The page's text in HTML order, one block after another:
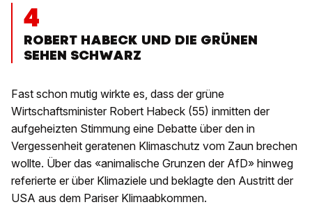
4
ROBERT HABECK UND DIE GRÜNEN
SEHEN SCHWARZ
Fast schon mutig wirkte es, dass der grüne
Wirtschaftsminister Robert Habeck (55) inmitten der
aufgeheizten Stimmung eine Debatte über den in
Vergessenheit geratenen Klimaschutz vom Zaun brechen
wollte. Über das «animalische Grunzen der AfD» hinweg
referierte er über Klimaziele und beklagte den Austritt der
USA aus dem Pariser Klimaabkommen.